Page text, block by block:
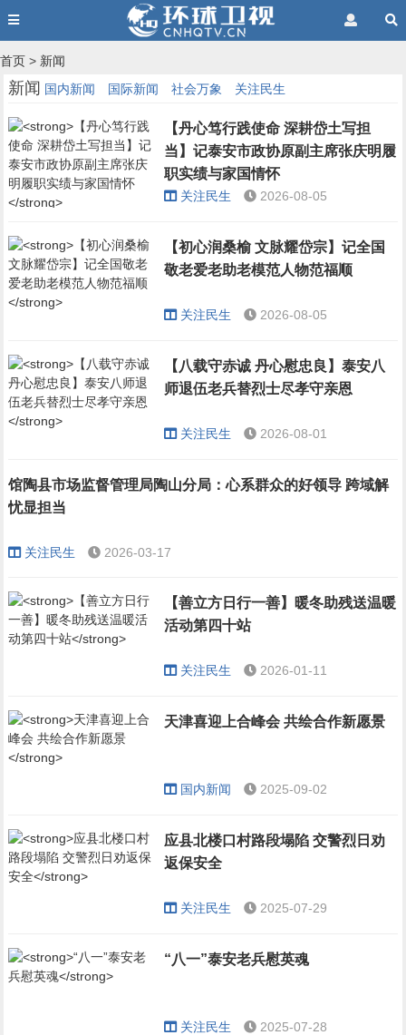
首页 > 新闻
新闻 国内新闻 国际新闻 社会万象 关注民生
【丹心笃行践使命 深耕岱土写担
当】记泰安市政协原副主席张庆明履
职实绩与家国情怀
关注民生 2026-08-05
【初心润桑榆 文脉耀岱宗】记全国
敬老爱老助老模范人物范福顺
关注民生 2026-08-05
【八载守赤诚 丹心慰忠良】泰安八
师退伍老兵替烈士尽孝守亲恩
关注民生 2026-08-01
馆陶县市场监督管理局陶山分局：心系群众的好领导 跨域解
忧显担当
关注民生 2026-03-17
【善立方日行一善】暖冬助残送温暖
活动第四十站
关注民生 2026-01-11
天津喜迎上合峰会 共绘合作新愿景
国内新闻 2025-09-02
应县北楼口村路段塌陷 交警烈日劝
返保安全
关注民生 2025-07-29
“八一”泰安老兵慰英魂
关注民生 2025-07-28